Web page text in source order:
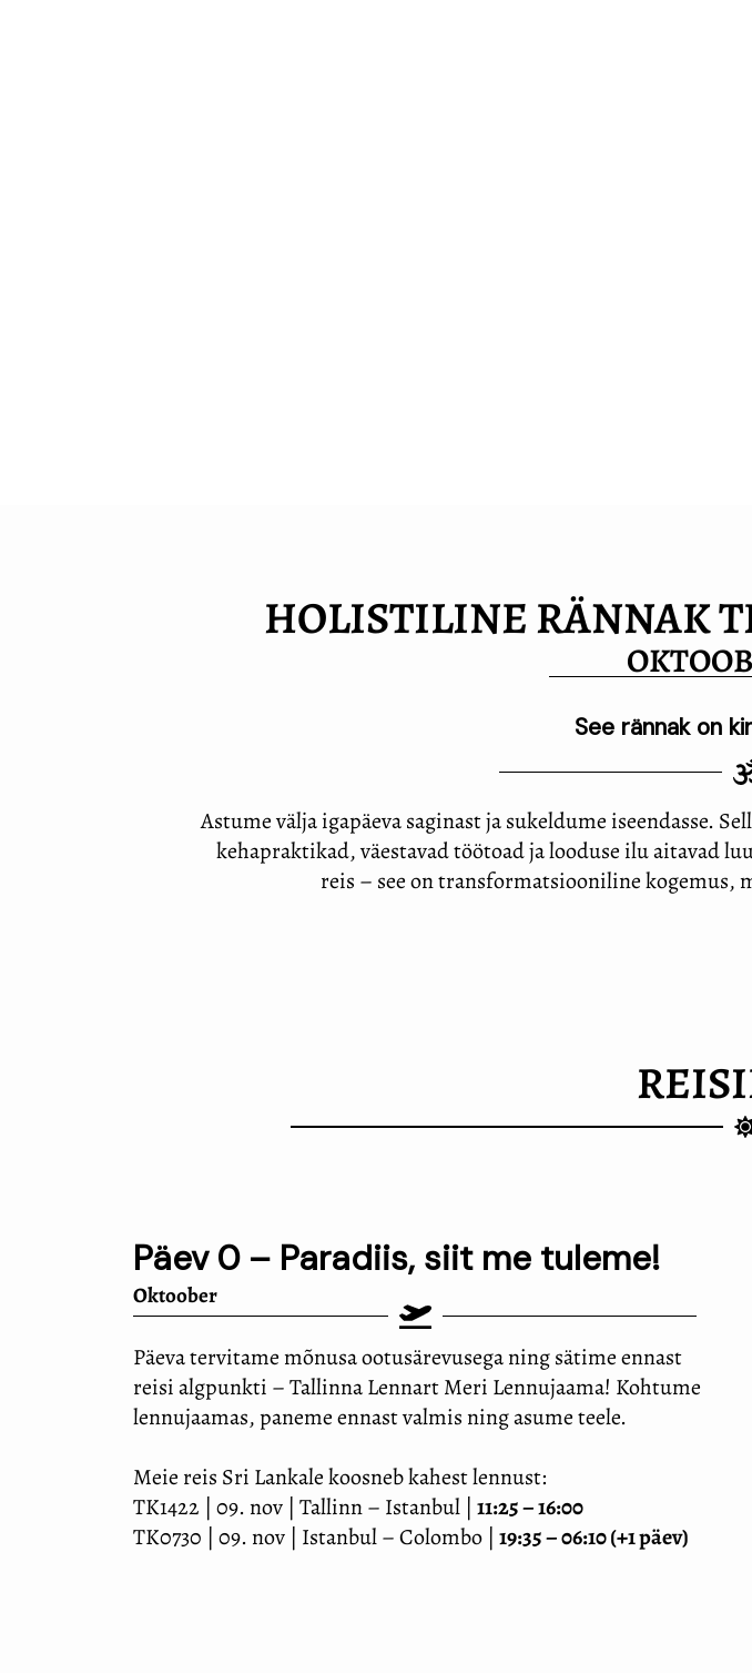
HOLISTILINE RÄNNAK
See rännak on
Astume välja igapäeva saginast ja sukeldume iseendasse.
kehapraktikad, väestavad töötoad ja looduse ilu aitavad
reis – see on transformatsiooniline kogemus,
Päev 0 – Paradiis, siit me tuleme!
Oktoober
Päeva tervitame mõnusa ootusärevusega ning sätime ennast
reisi algpunkti – Tallinna Lennart Meri Lennujaama! Kohtume
lennujaamas, paneme ennast valmis ning asume teele.
Meie reis Sri Lankale koosneb kahest lennust:
TK1422 | 09. nov | Tallinn – Istanbul | 11:25 – 16:00
TK0730 | 09. nov | Istanbul – Colombo | 19:35 – 06:10 (+1 päev)